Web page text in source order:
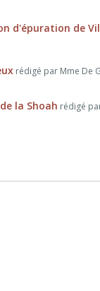
d'épuration de
rédigé par Mme De
la Shoah rédigé